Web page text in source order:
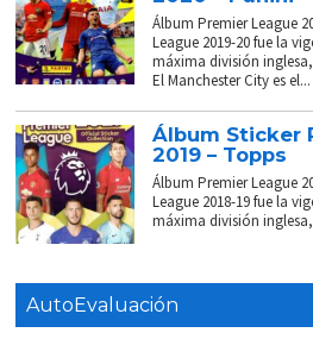
Álbum Premier League
League 2019-20 fue la
máxima división
El Manchester City es el...
Álbum Sticker
2019 – Topps
Álbum Premier League
League 2018-19 fue la
máxima división
AutoEvaluación